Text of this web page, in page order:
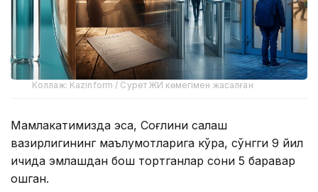
Коллаж: Kazinform / Сурет ЖИ көмегімен жасалған
Мамлакатимизда эса, Соғлиқни сақлаш
вазирлигининг маълумотларига кўра, сўнгги 9 йил
ичида эмлашдан бош тортганлар сони 5 баравар
ошган.